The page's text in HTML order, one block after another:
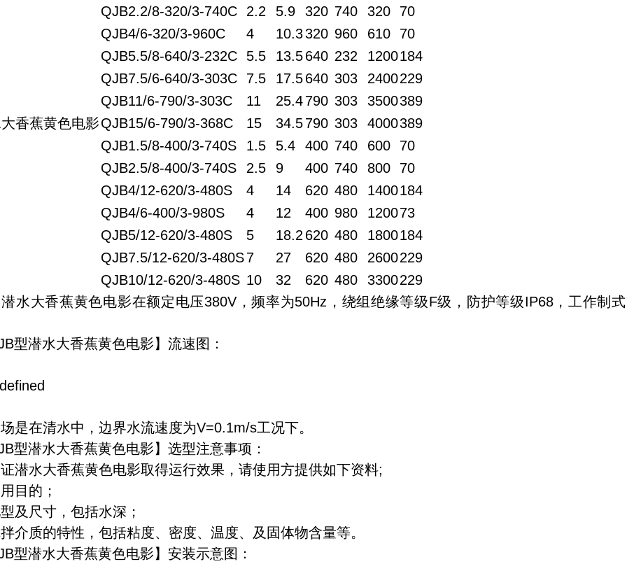
香蕉黄色电影
QJB2.2/8-320/3-740C
2.2 5.9 320 740 320
70
QJB4/6-320/3-960C
4 10.3320 960 610
70
QJB5.5/8-640/3-232C
5.5 13.5640 232 1200184
QJB7.5/6-640/3-303C
7.5 17.5640 303 2400229
QJB11/6-790/3-303C
11 25.4790 303 3500389
QJB15/6-790/3-368C
15 34.5790 303 4000389
QJB1.5/8-400/3-740S
1.5 5.4 400 740 600
70
QJB2.5/8-400/3-740S
2.5 9 400 740 800
70
QJB4/12-620/3-480S
4 14 620 480 1400184
QJB4/6-400/3-980S
4 12 400 980 120073
QJB5/12-620/3-480S
5 18.2 620 480 1800184
QJB7.5/12-620/3-480S7 27 620 480 2600229
QJB10/12-620/3-480S 10 32 620 480 3300229
水大香蕉黄色电影在额定电压380V，频率为50Hz，绕组绝缘等级F级，防护等级IP68，工作制式
型潜水大香蕉黄色电影】流速图：
是在清水中，边界水流速度为V=0.1m/s工况下。
型潜水大香蕉黄色电影】选型注意事项：
潜水大香蕉黄色电影取得运行效果，请使用方提供如下资料;
目的；
及尺寸，包括水深；
介质的特性，包括粘度、密度、温度、及固体物含量等。
型潜水大香蕉黄色电影】安装示意图：